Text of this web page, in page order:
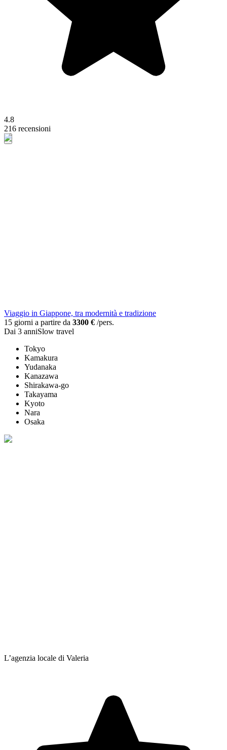
4.8
216 recensioni
Viaggio in Giappone, tra modernità e tradizione
15 giorni a partire da 3300 € /pers.
Dai 3 anniSlow travel
Tokyo
Kamakura
Yudanaka
Kanazawa
Shirakawa-go
Takayama
Kyoto
Nara
Osaka
L’agenzia locale di Valeria